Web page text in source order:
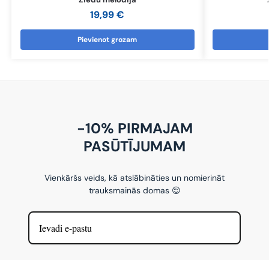
19,99€
Pievienot grozam
-10% PIRMAJAM
PASŪTĪJUMAM
Vienkāršs veids, kā atslābināties un nomierināt
trauksmainās domas 😌